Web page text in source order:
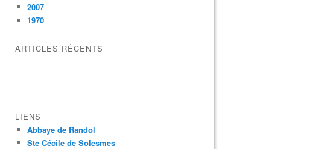
2007
1970
ARTICLES RÉCENTS
LIENS
Abbaye de Randol
Ste Cécile de Solesmes